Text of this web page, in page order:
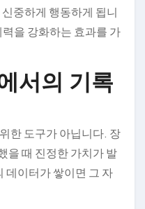
중하게 행동하게 됩니
을 강화하는 효과를 가
서의 기록
한 도구가 아닙니다. 장
을 때 진정한 가치가 발
데이터가 쌓이면 그 자